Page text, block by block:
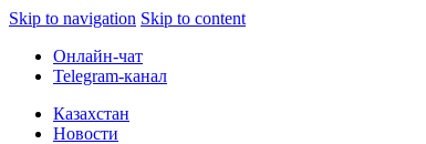
Skip to navigation Skip to content
Онлайн-чат
Telegram-канал
Казахстан
Новости